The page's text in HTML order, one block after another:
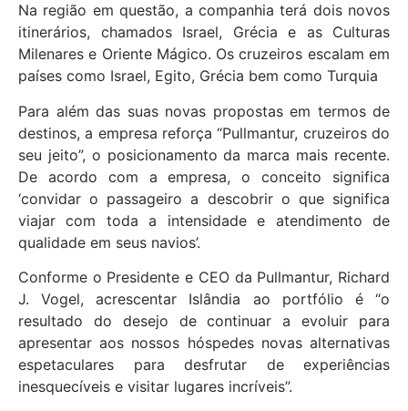
Na região em questão, a companhia terá dois novos
itinerários, chamados Israel, Grécia e as Culturas
Milenares e Oriente Mágico. Os cruzeiros escalam em
países como Israel, Egito, Grécia bem como Turquia
Para além das suas novas propostas em termos de
destinos, a empresa reforça “Pullmantur, cruzeiros do
seu jeito”, o posicionamento da marca mais recente.
De acordo com a empresa, o conceito significa
‘convidar o passageiro a descobrir o que significa
viajar com toda a intensidade e atendimento de
qualidade em seus navios’.
Conforme o Presidente e CEO da Pullmantur, Richard
J. Vogel, acrescentar Islândia ao portfólio é “o
resultado do desejo de continuar a evoluir para
apresentar aos nossos hóspedes novas alternativas
espetaculares para desfrutar de experiências
inesquecíveis e visitar lugares incríveis”.